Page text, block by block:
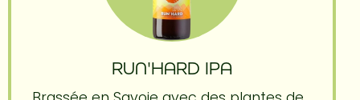
RUN'HARD IPA